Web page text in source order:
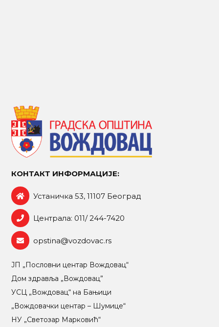
КОНТАКТ ИНФОРМАЦИЈЕ:
Устаничка 53, 11107 Београд
Централа: 011/ 244-7420
opstina@vozdovac.rs
ЈП „Пословни центар Вождовац“
Дом здравља „Вождовац”
УСЦ „Вождовац“ на Бањици
„Вождовачки центар – Шумице“
НУ „Светозар Марковић“